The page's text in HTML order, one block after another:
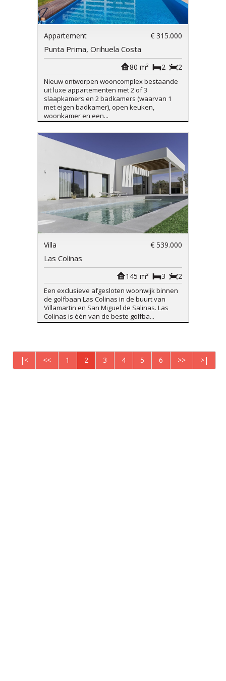
Appartement € 315.000
Punta Prima, Orihuela Costa
2
2
80 m²
Nieuw ontworpen wooncomplex bestaande
uit luxe appartementen met 2 of 3
slaapkamers en 2 badkamers (waarvan 1
met eigen badkamer), open keuken,
woonkamer en een...
Villa € 539.000
Las Colinas
2
3
145 m²
Een exclusieve afgesloten woonwijk binnen
de golfbaan Las Colinas in de buurt van
Villamartin en San Miguel de Salinas. Las
Colinas is één van de beste golfba...
|< << 1 2 3 4 5 6 >> >|